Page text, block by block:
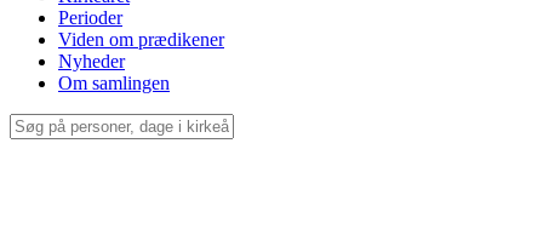
Perioder
Viden om prædikener
Nyheder
Om samlingen